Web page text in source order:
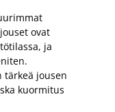
ovat
ja
jousen
kuormitus